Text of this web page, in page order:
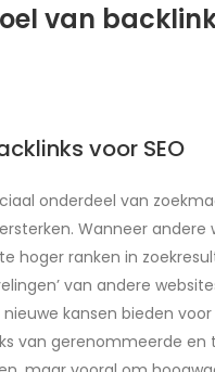
van
voor SEO
onderdeel van
Wanneer
hoger ranken in
van andere
kansen bieden
van gerenommeerde